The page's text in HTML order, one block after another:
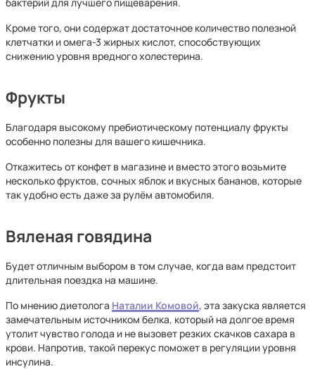
Кроме того, они содержат достаточное количество полезной
клетчатки и омега-3 жирных кислот, способствующих
снижению уровня вредного холестерина.
Фрукты
Благодаря высокому пребиотическому потенциалу фрукты
особенно полезны для вашего кишечника.
Откажитесь от конфет в магазине и вместо этого возьмите
несколько фруктов, сочных яблок и вкусных бананов, которые
так удобно есть даже за рулём автомобиля.
Вяленая говядина
Будет отличным выбором в том случае, когда вам предстоит
длительная поездка на машине.
По мнению диетолога Наталии Комовой, эта закуска является
замечательным источником белка, который на долгое время
утолит чувство голода и не вызовет резких скачков сахара в
крови. Напротив, такой перекус поможет в регуляции уровня
инсулина.